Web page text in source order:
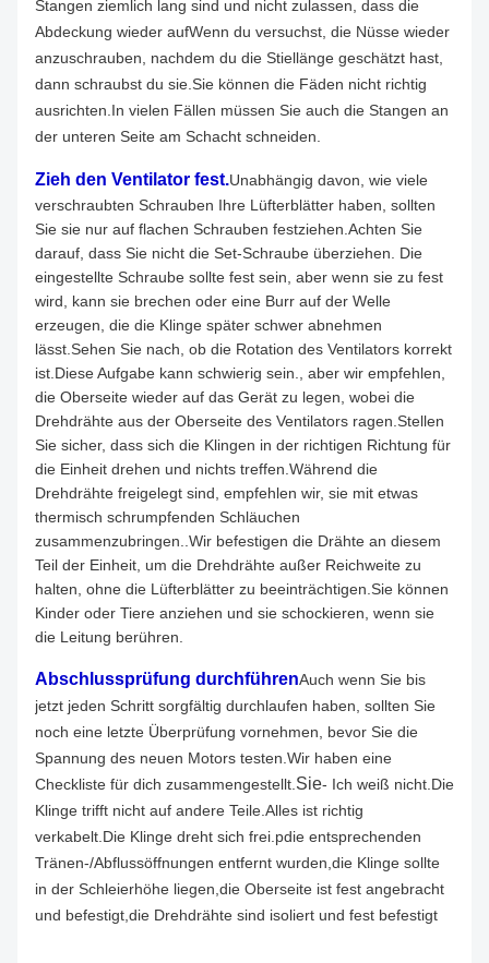
Stangen ziemlich lang sind und nicht zulassen, dass die
Abdeckung wieder aufWenn du versuchst, die Nüsse wieder
anzuschrauben, nachdem du die Stiellänge geschätzt hast,
dann schraubst du sie.Sie können die Fäden nicht richtig
ausrichten.In vielen Fällen müssen Sie auch die Stangen an
der unteren Seite am Schacht schneiden.
Zieh den Ventilator fest.Unabhängig davon, wie viele
verschraubten Schrauben Ihre Lüfterblätter haben, sollten
Sie sie nur auf flachen Schrauben festziehen.Achten Sie
darauf, dass Sie nicht die Set-Schraube überziehen. Die
eingestellte Schraube sollte fest sein, aber wenn sie zu fest
wird, kann sie brechen oder eine Burr auf der Welle
erzeugen, die die Klinge später schwer abnehmen
lässt.Sehen Sie nach, ob die Rotation des Ventilators korrekt
ist.Diese Aufgabe kann schwierig sein., aber wir empfehlen,
die Oberseite wieder auf das Gerät zu legen, wobei die
Drehdrähte aus der Oberseite des Ventilators ragen.Stellen
Sie sicher, dass sich die Klingen in der richtigen Richtung für
die Einheit drehen und nichts treffen.Während die
Drehdrähte freigelegt sind, empfehlen wir, sie mit etwas
thermisch schrumpfenden Schläuchen
zusammenzubringen..Wir befestigen die Drähte an diesem
Teil der Einheit, um die Drehdrähte außer Reichweite zu
halten, ohne die Lüfterblätter zu beeinträchtigen.Sie können
Kinder oder Tiere anziehen und sie schockieren, wenn sie
die Leitung berühren.
Abschlussprüfung durchführenAuch wenn Sie bis
jetzt jeden Schritt sorgfältig durchlaufen haben, sollten Sie
noch eine letzte Überprüfung vornehmen, bevor Sie die
Spannung des neuen Motors testen.Wir haben eine
Checkliste für dich zusammengestellt. Sie- Ich weiß nicht. Die
Klinge trifft nicht auf andere Teile. Alles ist richtig
verkabelt. Die Klinge dreht sich frei. pdie entsprechenden
Tränen-/Abflussöffnungen entfernt wurden,die Klinge sollte
in der Schleierhöhe liegen,die Oberseite ist fest angebracht
und befestigt,die Drehdrähte sind isoliert und fest befestigt